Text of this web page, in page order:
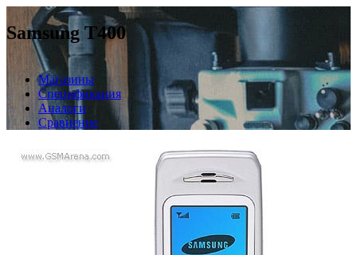
Samsung T400
Магазины
Спецификация
Аналоги
Сравнение